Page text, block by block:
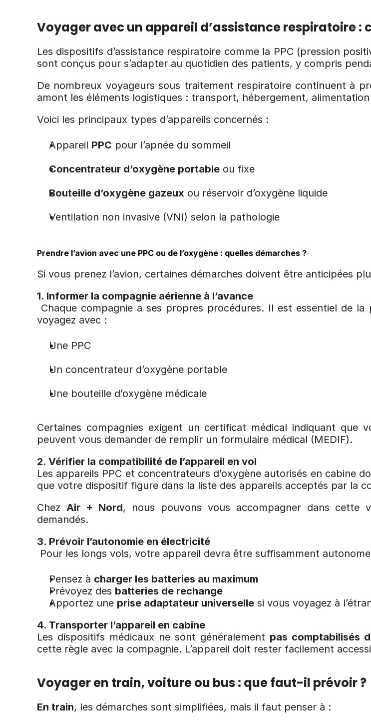
Voyager avec un appareil d’assistance respiratoire :
Les dispositifs d’assistance respiratoire comme la PPC (pression
sont conçus pour s’adapter au quotidien des patients, y compris
De nombreux voyageurs sous traitement respiratoire continuent à
amont les éléments logistiques : transport, hébergement,
Voici les principaux types d’appareils concernés :
Appareil PPC pour l’apnée du sommeil
Concentrateur d’oxygène portable ou fixe
Bouteille d’oxygène gazeux ou réservoir d’oxygène liquide
Ventilation non invasive (VNI) selon la pathologie
Prendre l’avion avec une PPC ou de l’oxygène : quelles démarches ?
Si vous prenez l’avion, certaines démarches doivent être anticipées
1. Informer la compagnie aérienne à l’avance
Chaque compagnie a ses propres procédures. Il est essentiel de la
voyagez avec :
Une PPC
Un concentrateur d’oxygène portable
Une bouteille d’oxygène médicale
Certaines compagnies exigent un certificat médical indiquant que
peuvent vous demander de remplir un formulaire médical (MEDIF).
2. Vérifier la compatibilité de l’appareil en vol
Les appareils PPC et concentrateurs d’oxygène autorisés en cabine
que votre dispositif figure dans la liste des appareils acceptés par la
Chez Air + Nord, nous pouvons vous accompagner dans cette
demandés.
3. Prévoir l’autonomie en électricité
Pour les longs vols, votre appareil devra être suffisamment
Pensez à charger les batteries au maximum
Prévoyez des batteries de rechange
Apportez une prise adaptateur universelle si vous voyagez à
4. Transporter l’appareil en cabine
Les dispositifs médicaux ne sont généralement pas comptabilisés
cette règle avec la compagnie. L’appareil doit rester facilement
Voyager en train, voiture ou bus : que faut-il prévoir ?
En train, les démarches sont simplifiées, mais il faut penser à :